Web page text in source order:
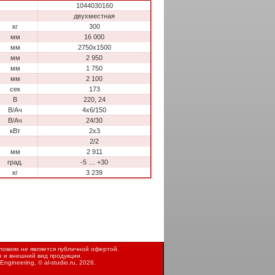
1044030160
двухместная
кг
300
мм
16 000
мм
2750х1500
мм
2 950
мм
1 750
мм
2 100
сек
173
В
220, 24
В/Ач
4х6/150
В/Ач
24/30
кВт
2х3
2/2
мм
2 911
град.
-5 … +30
кг
3 239
не является публичной офертой.
и внешний вид продукции.
©al-studio.ru , 2026.